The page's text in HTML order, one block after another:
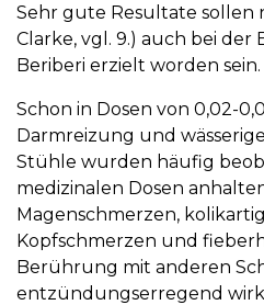
Sehr gute Resultate sollen
Clarke, vgl. 9.) auch bei
Beriberi erzielt worden sein.
Schon in Dosen von 0,02-
Darmreizung und
Stühle wurden häufig
medizinalen Dosen
Magenschmerzen,
Kopfschmerzen und
Berührung mit anderen
entzündungserregend